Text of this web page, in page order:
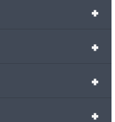
+
+
+
+